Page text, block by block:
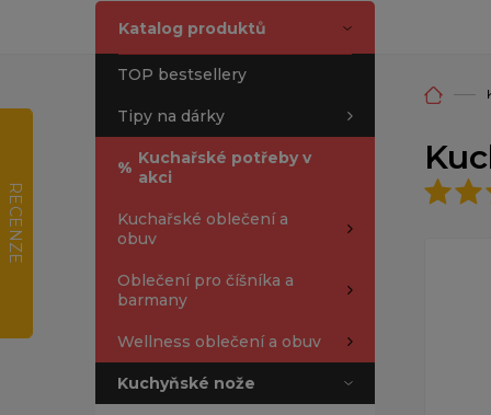
Katalog produktů
TOP bestsellery
Tipy na dárky
% Kuchařské potřeby v
akci
Kuchařské oblečení a
obuv
Oblečení pro číšníka a
barmany
Wellness oblečení a obuv
Kuchyňské nože
RECENZE